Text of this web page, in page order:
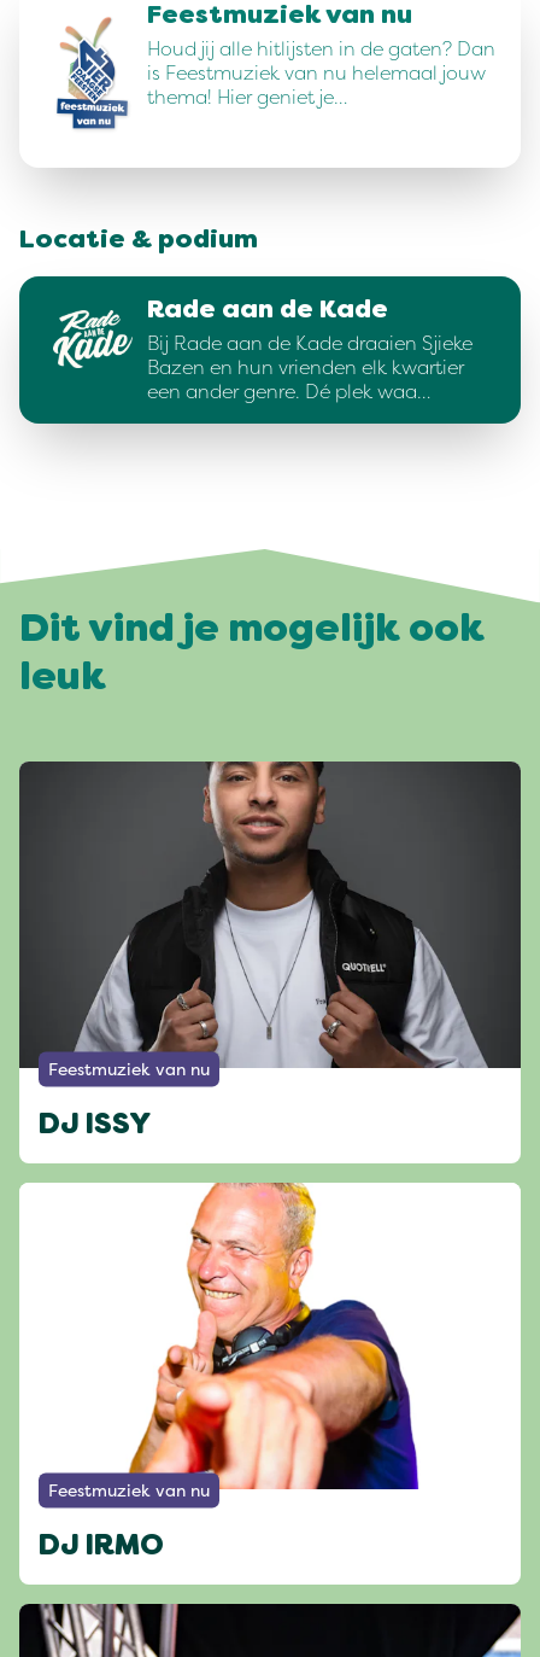
Feestmuziek van nu
Houd jij alle hitlijsten in de gaten? Dan
is Feestmuziek van nu helemaal jouw
thema! Hier geniet je…
Locatie & podium
Rade aan de Kade
Bij Rade aan de Kade draaien Sjieke
Bazen en hun vrienden elk kwartier
een ander genre. Dé plek waa…
Dit vind je mogelijk ook
leuk
Feestmuziek van nu
DJ ISSY
Feestmuziek van nu
DJ IRMO